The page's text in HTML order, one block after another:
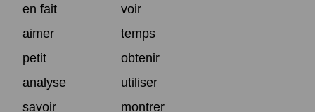
en fait
voir
aimer
temps
petit
obtenir
analyse
utiliser
savoir
montrer